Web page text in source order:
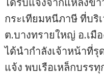
กระเทียมหนีภาษี ที่บริ
ต.บางทรายใหญ่ อ.เมื
ได้นำกำลังเจ้าหน้าที่
แจ้ง พบเรือเหล็กบรร